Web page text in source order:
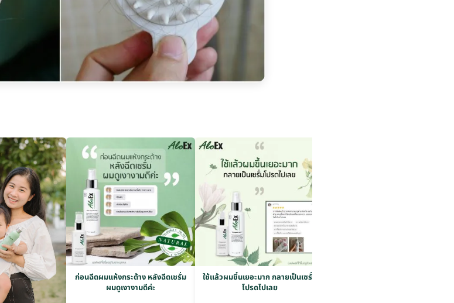
ก่อนฉีดผมแห้งกระด้าง หลังฉีดเซรั่ม
ผมดูเงางามดีค่ะ
ใช้แล้วผมขึ้นเยอะมาก กลายเป็นเซรั่ม
โปรดไปเลย